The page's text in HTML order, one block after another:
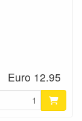
Euro 12.95